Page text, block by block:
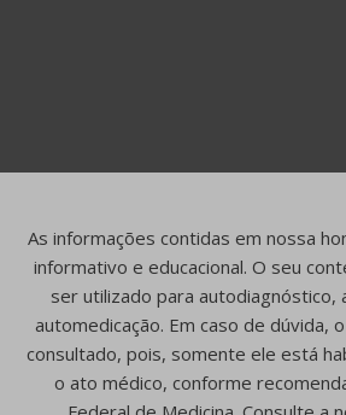
As informações contidas em nossa
informativo e educacional. O seu
ser utilizado para
automedicação. Em caso de dúvida,
consultado, pois, somente ele está
o ato médico, conforme